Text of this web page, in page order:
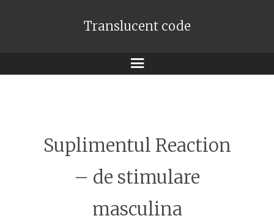
Translucent code
Meniu
Suplimentul Reaction
– de stimulare
masculina